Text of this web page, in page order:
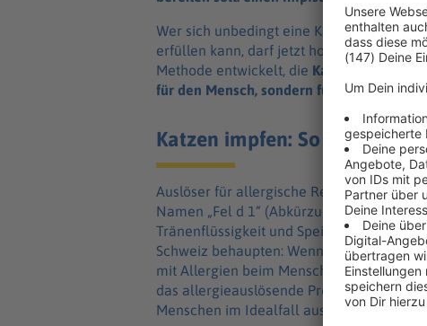
Wer sich unbedingt eine Katze wünscht,
erfüllen kann, darf jetzt hoffen. Forscher
Methode entwickelt, die
für den Mensch, sondern für die
Katzen impfen: So soll
Auslöser für allergische Reaktionen ist
Namen „Fel d 1“ (Abkürzung von Felis
Tränenflüssigkeit und Speichel der
Schweiz behaupten: Wenn eine Katze
mit Allergien beim Menschen. Denn die
das allergieauslösende Protein
Menschen im Idealfall ausgeschaltet